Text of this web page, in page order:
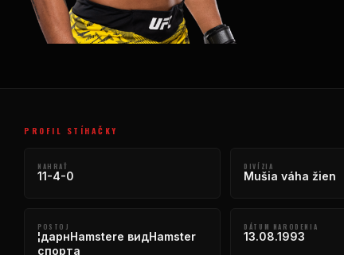
PROFIL STÍHAČKY
NAHRAŤ
11-4-0
DIVÍZIA
Mušia váha žien
POSTOJ
¦дарнHamsterе видHamster
спорта
DÁTUM NARODENIA
13.08.1993